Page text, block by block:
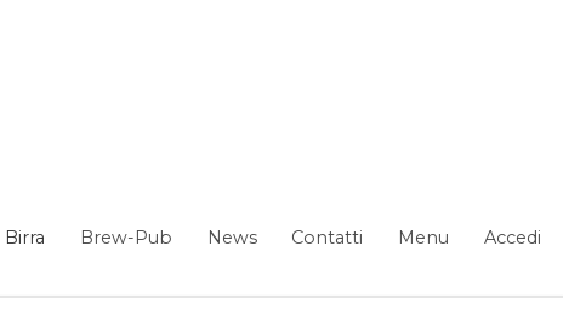
Birra Brew-Pub News Contatti Menu Accedi